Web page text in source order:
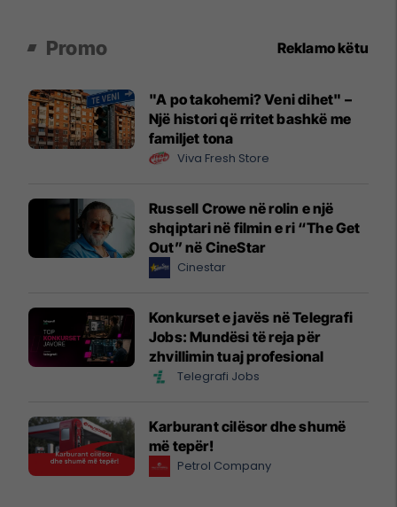
Promo Reklamo këtu
"A po takohemi? Veni dihet" –
Një histori që rritet bashkë me
familjet tona
Viva Fresh Store
Russell Crowe në rolin e një
shqiptari në filmin e ri “The Get
Out” në CineStar
Cinestar
Konkurset e javës në Telegrafi
Jobs: Mundësi të reja për
zhvillimin tuaj profesional
Telegrafi Jobs
Karburant cilësor dhe shumë
më tepër!
Petrol Company